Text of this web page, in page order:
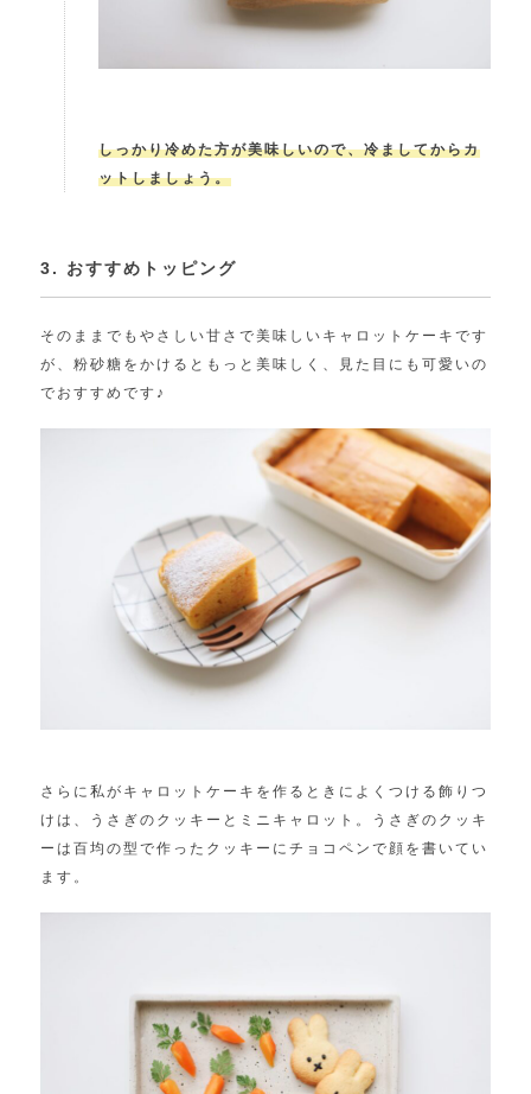
しっかり冷めた方が美味しいので、冷ましてからカ
ットしましょう。
3. おすすめトッピング
そのままでもやさしい甘さで美味しいキャロットケーキです
が、粉砂糖をかけるともっと美味しく、見た目にも可愛いの
でおすすめです♪
さらに私がキャロットケーキを作るときによくつける飾りつ
けは、うさぎのクッキーとミニキャロット。うさぎのクッキ
ーは百均の型で作ったクッキーにチョコペンで顔を書いてい
ます。